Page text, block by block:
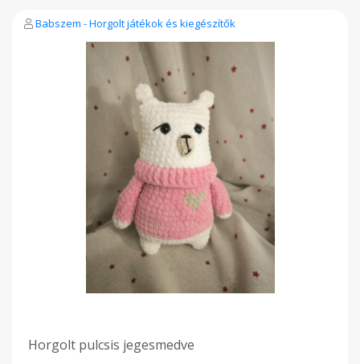
Babszem - Horgolt játékok és kiegészítők
Horgolt pulcsis jegesmedve